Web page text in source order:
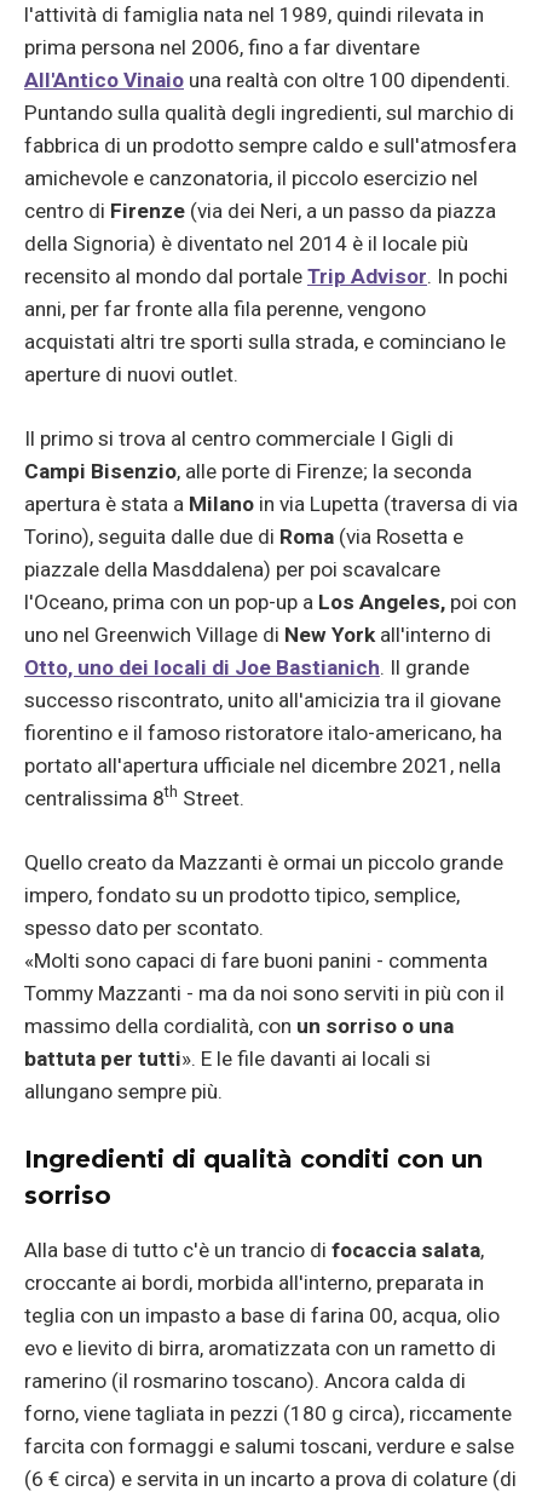
l'attività di famiglia nata nel 1989, quindi rilevata in
prima persona nel 2006, fino a far diventare
All'Antico Vinaio una realtà con oltre 100 dipendenti.
Puntando sulla qualità degli ingredienti, sul marchio di
fabbrica di un prodotto sempre caldo e sull'atmosfera
amichevole e canzonatoria, il piccolo esercizio nel
centro di Firenze (via dei Neri, a un passo da piazza
della Signoria) è diventato nel 2014 è il locale più
recensito al mondo dal portale Trip Advisor. In pochi
anni, per far fronte alla fila perenne, vengono
acquistati altri tre sporti sulla strada, e cominciano le
aperture di nuovi outlet.
Il primo si trova al centro commerciale I Gigli di
Campi Bisenzio, alle porte di Firenze; la seconda
apertura è stata a Milano in via Lupetta (traversa di via
Torino), seguita dalle due di Roma (via Rosetta e
piazzale della Masddalena) per poi scavalcare
l'Oceano, prima con un pop-up a Los Angeles, poi con
uno nel Greenwich Village di New York all'interno di
Otto, uno dei locali di Joe Bastianich. Il grande
successo riscontrato, unito all'amicizia tra il giovane
fiorentino e il famoso ristoratore italo-americano, ha
portato all'apertura ufficiale nel dicembre 2021, nella
centralissima 8th Street.
Quello creato da Mazzanti è ormai un piccolo grande
impero, fondato su un prodotto tipico, semplice,
spesso dato per scontato.
«Molti sono capaci di fare buoni panini - commenta
Tommy Mazzanti - ma da noi sono serviti in più con il
massimo della cordialità, con un sorriso o una
battuta per tutti». E le file davanti ai locali si
allungano sempre più.
Ingredienti di qualità conditi con un
sorriso
Alla base di tutto c'è un trancio di focaccia salata,
croccante ai bordi, morbida all'interno, preparata in
teglia con un impasto a base di farina 00, acqua, olio
evo e lievito di birra, aromatizzata con un rametto di
ramerino (il rosmarino toscano). Ancora calda di
forno, viene tagliata in pezzi (180 g circa), riccamente
farcita con formaggi e salumi toscani, verdure e salse
(6 € circa) e servita in un incarto a prova di colature (di